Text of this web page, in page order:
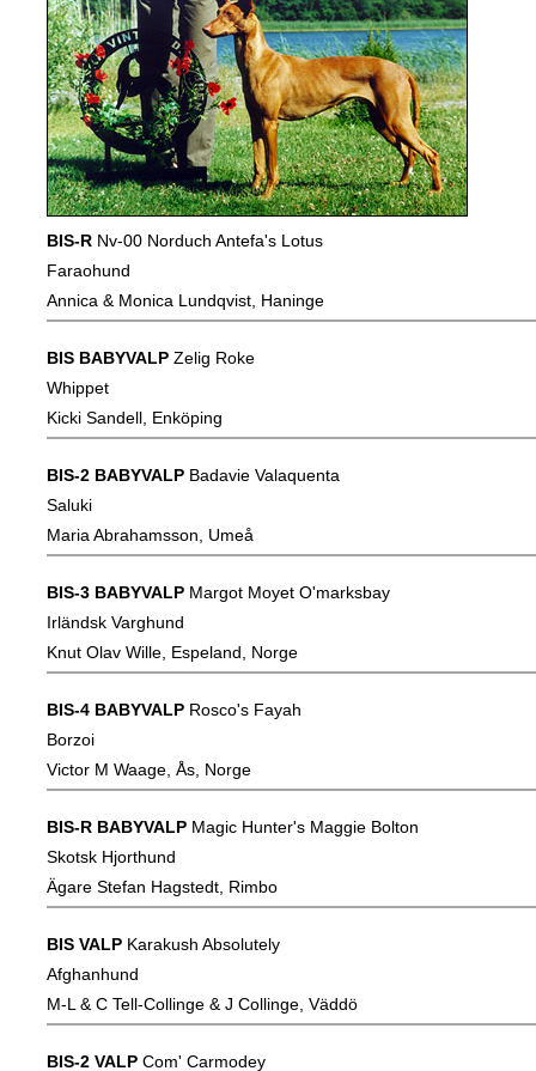
BIS-R Nv-00 Norduch Antefa's Lotus
Faraohund
Annica & Monica Lundqvist, Haninge
BIS BABYVALP Zelig Roke
Whippet
Kicki Sandell, Enköping
BIS-2 BABYVALP Badavie Valaquenta
Saluki
Maria Abrahamsson, Umeå
BIS-3 BABYVALP Margot Moyet O'marksbay
Irländsk Varghund
Knut Olav Wille, Espeland, Norge
BIS-4 BABYVALP Rosco's Fayah
Borzoi
Victor M Waage, Ås, Norge
BIS-R BABYVALP Magic Hunter's Maggie Bolton
Skotsk Hjorthund
Ägare Stefan Hagstedt, Rimbo
BIS VALP Karakush Absolutely
Afghanhund
M-L & C Tell-Collinge & J Collinge, Väddö
BIS-2 VALP Com' Carmodey